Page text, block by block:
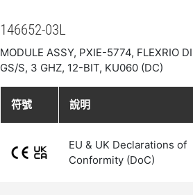
146652-03L
MODULE ASSY, PXIE-5774, FLEXRIO
GS/S, 3 GHZ, 12-BIT, KU060 (DC)
符號 說明
EU & UK Declarations of
Conformity (DoC)